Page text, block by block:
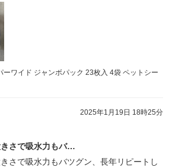
ワイド ジャンボパック 23枚入 4袋 ペットシー
2025年1月19日 18時25分
さで吸水力もバ…
さで吸水力もバツグン、長年リピートし